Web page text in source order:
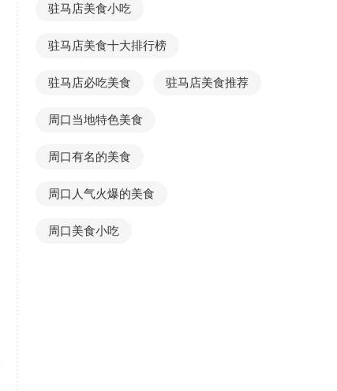
驻马店美食小吃
驻马店美食十大排行榜
驻马店必吃美食 驻马店美食推荐
周口当地特色美食
周口有名的美食
周口人气火爆的美食
周口美食小吃